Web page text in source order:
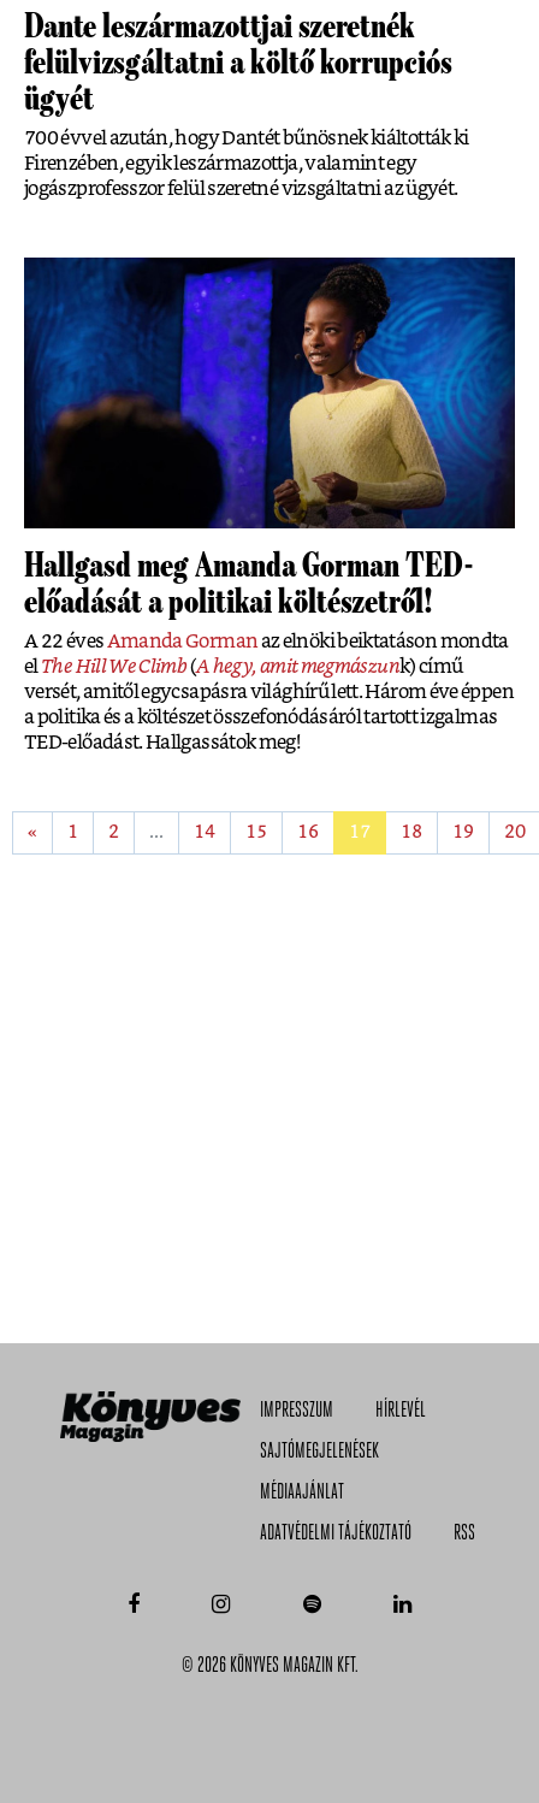
Dante leszármazottjai szeretnék
felülvizsgáltatni a költő korrupciós
ügyét
700 évvel azután, hogy Dantét bűnösnek kiáltották ki
Firenzében, egyik leszármazottja, valamint egy
jogászprofesszor felül szeretné vizsgáltatni az ügyét.
Hallgasd meg Amanda Gorman TED-
előadását a politikai költészetről!
A 22 éves Amanda Gorman az elnöki beiktatáson mondta
el The Hill We Climb(A hegy, amit megmászunk) című
versét, amitől egycsapásra világhírű lett. Három éve éppen
a politika és a költészet összefonódásáról tartott izgalmas
TED-előadást. Hallgassátok meg!
« 1 2 ... 14 15 16 17 18 19 20
IMPRESSZUM
HÍRLEVÉL
SAJTÓMEGJELENÉSEK
MÉDIAAJÁNLAT
ADATVÉDELMI TÁJÉKOZTATÓ
RSS
© 2026 KÖNYVES MAGAZIN KFT.